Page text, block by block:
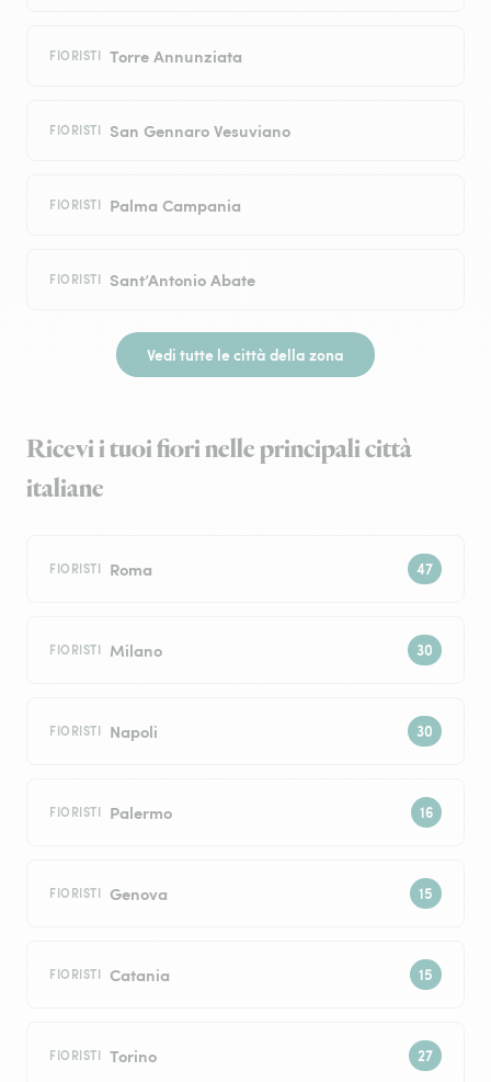
FIORISTI Torre Annunziata
FIORISTI San Gennaro Vesuviano
FIORISTI Palma Campania
FIORISTI Sant’Antonio Abate
Vedi tutte le città della zona
Ricevi i tuoi fiori nelle principali città
italiane
FIORISTI Roma
FIORISTI Milano
FIORISTI Napoli
FIORISTI Palermo
FIORISTI Genova
FIORISTI Catania
FIORISTI Torino